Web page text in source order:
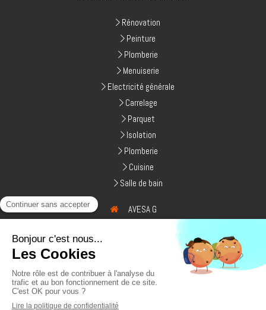
Rénovation
Peinture
Plomberie
Menuiserie
Electricité générale
Carrelage
Parquet
Isolation
Plomberie
Cuisine
Salle de bain
AVESA G
Villeneuve le roi
INTERVENTION DANS TOUTE L'ILE DE FRANCE
Afficher le téléphone